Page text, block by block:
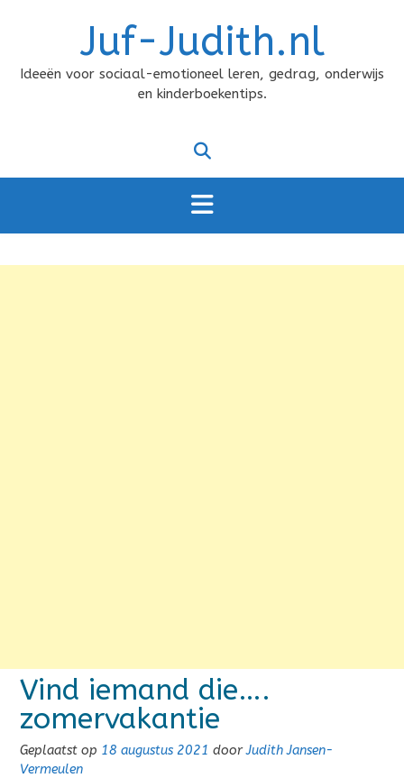
Juf-Judith.nl
Ideeën voor sociaal-emotioneel leren, gedrag, onderwijs
en kinderboekentips.
Vind iemand die….
zomervakantie
Geplaatst op 18 augustus 2021 doorJudith Jansen-
Vermeulen